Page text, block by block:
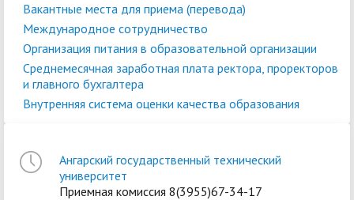
Вакантные места для приема (перевода)
Международное сотрудничество
Организация питания в образовательной организации
Среднемесячная заработная плата ректора, проректоров
и главного бухгалтера
Внутренняя система оценки качества образования
Ангарский государственный технический
университет
Приемная комиссия 8(3955)67-34-17